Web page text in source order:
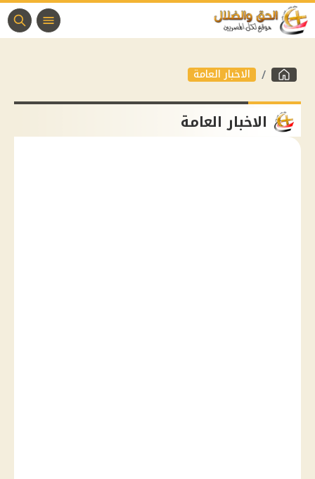
الاخبار العامة
الاخبار العامة